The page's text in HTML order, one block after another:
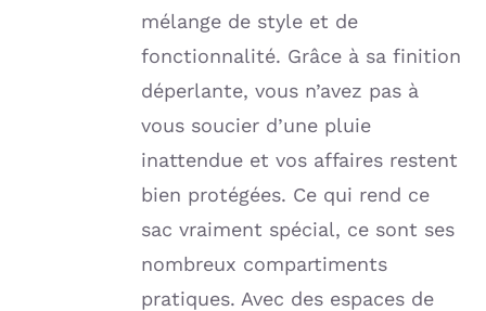
mélange de style et de
fonctionnalité. Grâce à sa finition
déperlante, vous n’avez pas à
vous soucier d’une pluie
inattendue et vos affaires restent
bien protégées. Ce qui rend ce
sac vraiment spécial, ce sont ses
nombreux compartiments
pratiques. Avec des espaces de